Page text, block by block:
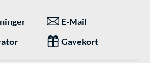
E-Mail
Gavekort